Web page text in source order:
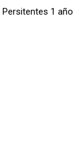
Persitentes 1 año